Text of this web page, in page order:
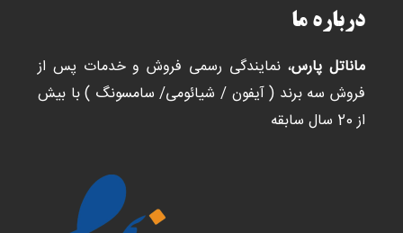
درباره ما
ماناتل پارس، نمایندگی رسمی فروش و خدمات پس از
فروش سه برند ( آیفون / شیائومی/ سامسونگ ) با بیش
از 20 سال سابقه